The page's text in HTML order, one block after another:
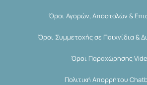
Όροι Αγορών, Αποστολών &
Όροι Συμμετοχής σε Παιχνίδια &
Όροι Παραχώρησης
Πολιτική Απορρήτου